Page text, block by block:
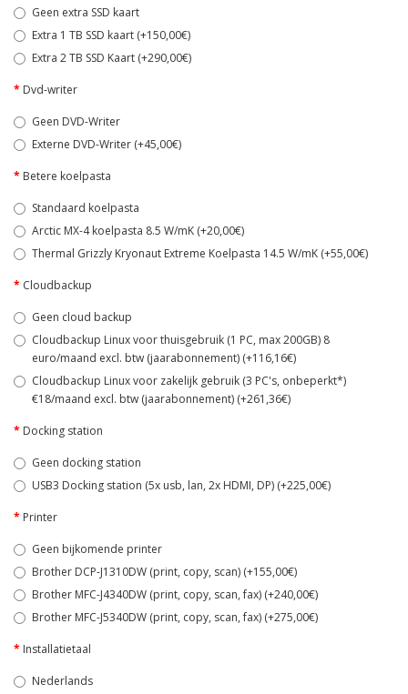
Geen extra SSD kaart
Extra 1 TB SSD kaart (+150,00€)
Extra 2 TB SSD Kaart (+290,00€)
Dvd-writer
Geen DVD-Writer
Externe DVD-Writer (+45,00€)
Betere koelpasta
Standaard koelpasta
Arctic MX-4 koelpasta 8.5 W/mK (+20,00€)
Thermal Grizzly Kryonaut Extreme Koelpasta 14.5 W/mK (+55,00€)
Cloudbackup
Geen cloud backup
Cloudbackup Linux voor thuisgebruik (1 PC, max 200GB) 8
euro/maand excl. btw (jaarabonnement) (+116,16€)
Cloudbackup Linux voor zakelijk gebruik (3 PC's, onbeperkt*)
€18/maand excl. btw (jaarabonnement) (+261,36€)
Docking station
Geen docking station
USB3 Docking station (5x usb, lan, 2x HDMI, DP) (+225,00€)
Printer
Geen bijkomende printer
Brother DCP-J1310DW (print, copy, scan) (+155,00€)
Brother MFC-J4340DW (print, copy, scan, fax) (+240,00€)
Brother MFC-J5340DW (print, copy, scan, fax) (+275,00€)
Installatietaal
Nederlands